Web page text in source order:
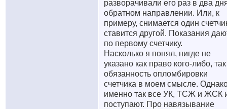
разворачивали его раз в два
обратном направлении. Или, к
примеру, снимается один
ставится другой. Показания
по первому счетчику.
Насколько я понял, нигде не
указано как право кого-либо,
обязанность опломбировки
счетчика в моем смысле.
именно так все УК, ТСЖ и ЖСК
поступают. Про навязывание